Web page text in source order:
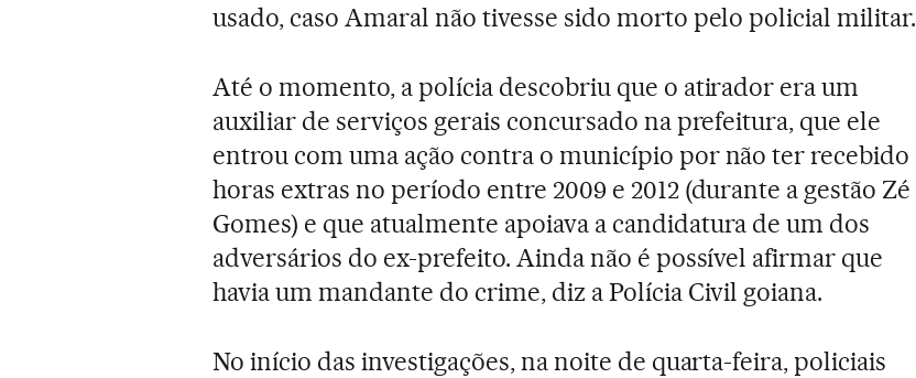
usado, caso Amaral não tivesse sido morto pelo policial militar.
Até o momento, a polícia descobriu que o atirador era um
auxiliar de serviços gerais concursado na prefeitura, que ele
entrou com uma ação contra o município por não ter recebido
horas extras no período entre 2009 e 2012 (durante a gestão Zé
Gomes) e que atualmente apoiava a candidatura de um dos
adversários do ex-prefeito. Ainda não é possível afirmar que
havia um mandante do crime, diz a Polícia Civil goiana.
No início das investigações, na noite de quarta-feira, policiais